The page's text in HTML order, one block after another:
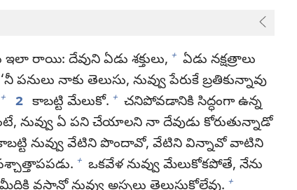
రాయి: దేవుని ఏడు శక్తులు, + ఏడు నక్షత్రాలు
నాకు తెలుసు, నువ్వు పేరుకే బ్రతికున్నావు
+ 2 కాబట్టి మేలుకో. + చనిపోవడానికి సిద్ధంగా ఉన్న
నువ్వు ఏ పని చేయాలని నా దేవుడు కోరుతున్నాడో
నువ్వు వేటిని పొందావో, వేటిని విన్నావో వాటిని
+ ఒకవేళ నువ్వు మేలుకోకపోతే, నేను
వస్తానో నువ్వు అస్సలు తెలుసుకోలేవు. +